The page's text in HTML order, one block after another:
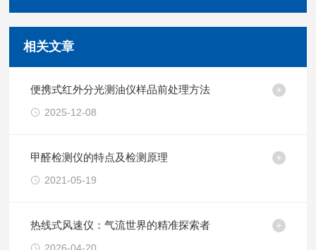
相关文章
便携式红外分光测油仪样品前处理方法
2025-12-08
甲醛检测仪的特点及检测原理
2021-05-19
热线式风速仪：气流世界的精准探索者